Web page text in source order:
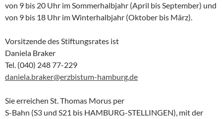
von 9 bis 20 Uhr im Sommerhalbjahr (April bis September) und
von 9 bis 18 Uhr im Winterhalbjahr (Oktober bis März).
Vorsitzende des Stiftungsrates ist
Daniela Braker
Tel. (040) 248 77-229
daniela.braker@erzbistum-hamburg.de
Sie erreichen St. Thomas Morus per
S-Bahn (S3 und S21 bis HAMBURG-STELLINGEN), mit der